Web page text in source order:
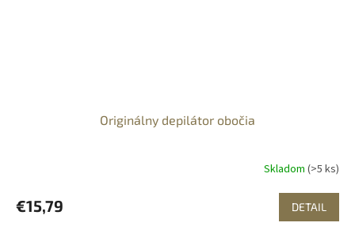
Originálny depilátor obočia
Skladom (>5 ks)
€15,79 DETAIL